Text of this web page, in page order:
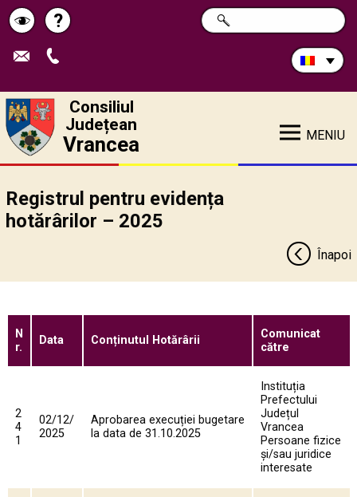
Schimbă
contrastul
Pagina
de
?
Caută
în
CAUTĂ
Consiliul
Județean
Vrancea MENIU
Registrul pentru evidența
hotărârilor – 2025
Înapoi
N
r.
Data Conținutul Hotărârii
Comunicat
către
2
4
1
02/12/
2025
Aprobarea execuției bugetare
la data de 31.10.2025
Instituția
Prefectului
Județul
Vrancea
Persoane fizice
și/sau juridice
interesate